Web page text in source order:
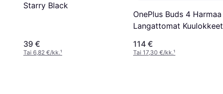
Starry Black
39 €
Tai 6,82 €/kk.¹
OnePlus Buds 4 Harmaa
Langattomat Kuulokkeet
114 €
Tai 17,30 €/kk.¹